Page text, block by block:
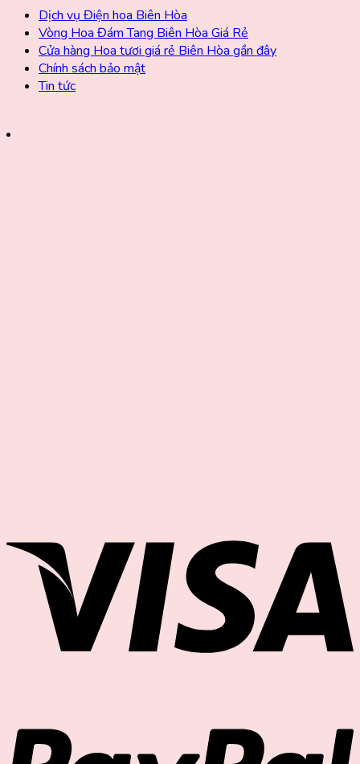
Dịch vụ Điện hoa Biên Hòa
Vòng Hoa Đám Tang Biên Hòa Giá Rẻ
Cửa hàng Hoa tươi giá rẻ Biên Hòa gần đây
Chính sách bảo mật
Tin tức